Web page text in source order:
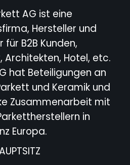
AG ist eine
Hersteller und
B2B Kunden,
Architekten, Hotel, etc.
hat Beteiligungen an
und Keramik und
Zusammenarbeit mit
in
Europa.